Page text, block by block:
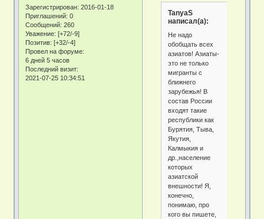
Зарегистрирован: 2016-01-18
Приглашений: 0
Сообщений: 260
Уважение: [+72/-9]
Позитив: [+32/-4]
Провел на форуме:
6 дней 5 часов
Последний визит:
2021-07-25 10:34:51
TanyaS
написал(а):
Не надо
обобщать всех
азиатов! Азиаты-
это не только
мигранты с
ближнего
зарубежья! В
состав России
входят такие
республики как
Бурятия, Тыва,
Якутия,
Калмыкия и
др.,население
которых
азиатской
внешности! Я,
конечно,
понимаю, про
кого вы пишете,